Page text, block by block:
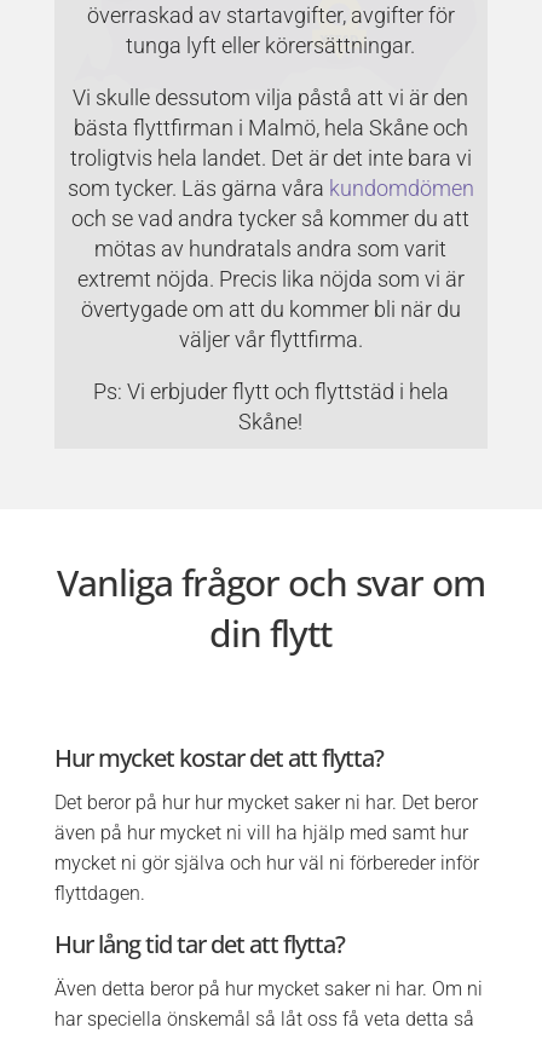
överraskad av startavgifter, avgifter för
tunga lyft eller körersättningar.
Vi skulle dessutom vilja påstå att vi är den
bästa flyttfirman i Malmö, hela Skåne och
troligtvis hela landet. Det är det inte bara vi
som tycker. Läs gärna våra kundomdömen
och se vad andra tycker så kommer du att
mötas av hundratals andra som varit
extremt nöjda. Precis lika nöjda som vi är
övertygade om att du kommer bli när du
väljer vår flyttfirma.
Ps: Vi erbjuder flytt och flyttstäd i hela
Skåne!
Vanliga frågor och svar om
din flytt
Hur mycket kostar det att flytta?
Det beror på hur hur mycket saker ni har. Det beror
även på hur mycket ni vill ha hjälp med samt hur
mycket ni gör själva och hur väl ni förbereder inför
flyttdagen.
Hur lång tid tar det att flytta?
Även detta beror på hur mycket saker ni har. Om ni
har speciella önskemål så låt oss få veta detta så